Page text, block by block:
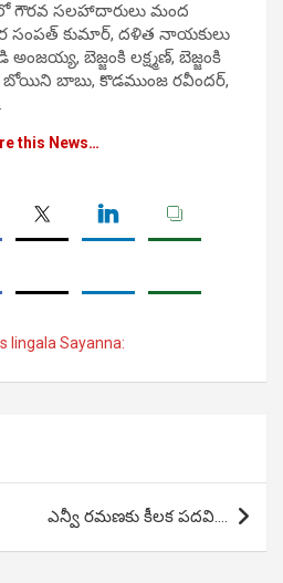
గౌరవ సలహాదారులు మంద
సంపత్ కుమార్, దళిత నాయకులు
బెజ్జంకి లక్ష్మణ్, బెజ్జంకి
బాబు, కొడముంజ రవీందర్,
this News…
lingala Sayanna:
ఎన్వీ రమణకు కీలక పదవి….